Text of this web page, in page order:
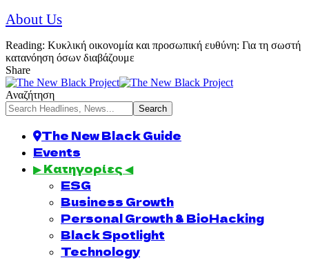
About Us
Reading: Κυκλική οικονομία και προσωπική ευθύνη: Για τη σωστή
κατανόηση όσων διαβάζουμε
Share
Αναζήτηση
The New Black Guide
Events
▶ Κατηγορίες ◀
ESG
Business Growth
Personal Growth & BioHacking
Black Spotlight
Technology